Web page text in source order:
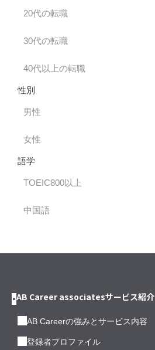
20代の転職
30代の転職
40代以上の転職
性別
男性
女性
語学
TOEIC800以上
中国語
AB Career associatesサービス紹介
AB Careerの強みとサービス内容
登録者プロファイル